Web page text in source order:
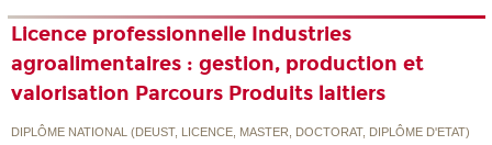
Licence professionnelle Industries
agroalimentaires : gestion, production et
valorisation Parcours Produits laitiers
DIPLÔME NATIONAL (DEUST, LICENCE, MASTER, DOCTORAT, DIPLÔME D'ETAT)